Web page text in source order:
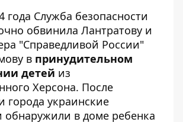
года Служба безопасности
обвинила Лантратову и
"Справедливой России"
в принудительном
детей из
Херсона. После
города украинские
обнаружили в доме ребенка